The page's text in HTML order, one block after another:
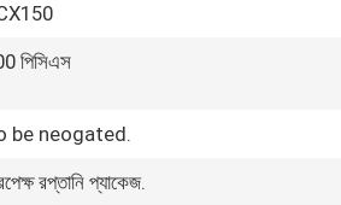
পিসিএস
be neogated.
রপ্তানি প্যাকেজ.